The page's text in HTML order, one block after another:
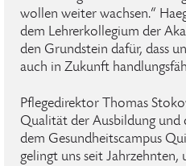
wollen weiter wachsen.“
dem Lehrerkollegium der
den Grundstein dafür, dass
auch in Zukunft
Pflegedirektor Thomas
Qualität der Ausbildung und
dem Gesundheitscampus
gelingt uns seit Jahrzehnten,